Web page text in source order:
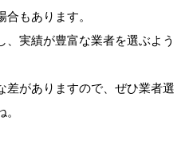
もあります。
、実績が豊富な業者を選ぶよう
差がありますので、ぜひ業者選